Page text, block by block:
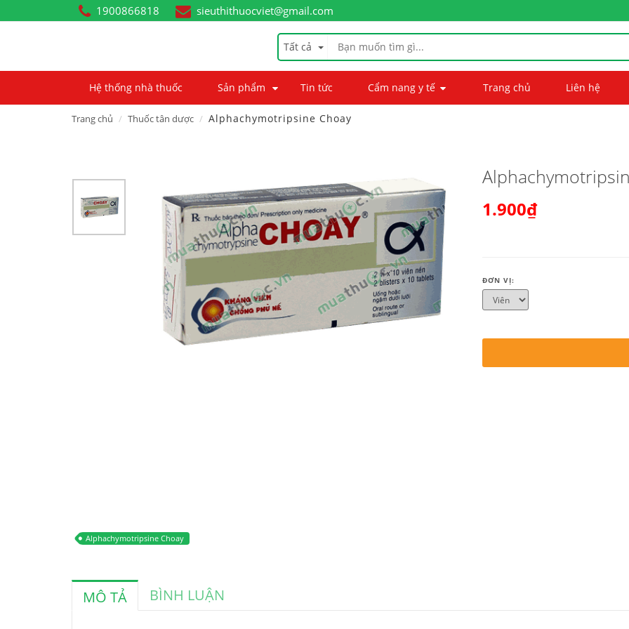
1900866818 sieuthithuocviet@gmail.com
Tất cả
Hệ thống nhà thuốc Sản phẩm Tin tức Cẩm nang y tế Trang chủ Liên hệ
Trang chủ Thuốc tân dược Alphachymotripsine Choay
Alphachymotripsine Choay
1.900₫
ĐƠN VỊ:
MÔ TẢ BÌNH LUẬN